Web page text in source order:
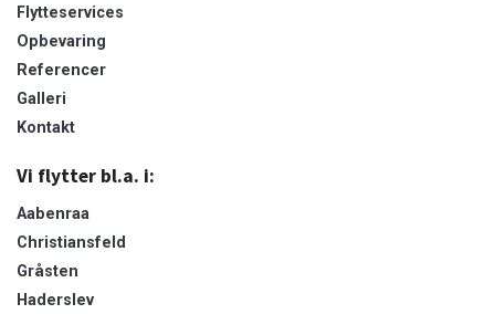
Flytteservices
Opbevaring
Referencer
Galleri
Kontakt
Vi flytter bl.a. i:
Aabenraa
Christiansfeld
Gråsten
Haderslev